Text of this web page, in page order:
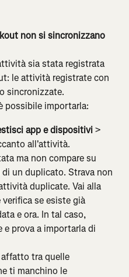
non si sincronizzano
sia stata registrata
le attività registrate con
sincronizzate.
possibile importarla:
app e dispositivi >
all'attività.
ma non compare su
un duplicato. Strava non
duplicate. Vai alla
se esiste già
e ora. In tal caso,
prova a importarla di
tra quelle
ti manchino le